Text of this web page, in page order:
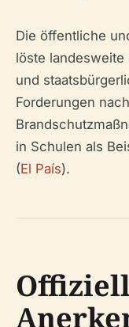
Die öffentliche
löste landesweite
und
Forderungen
in Schulen als
(El País).